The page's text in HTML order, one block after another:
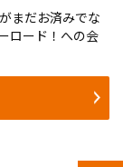
まだお済みでな
ロード！への会